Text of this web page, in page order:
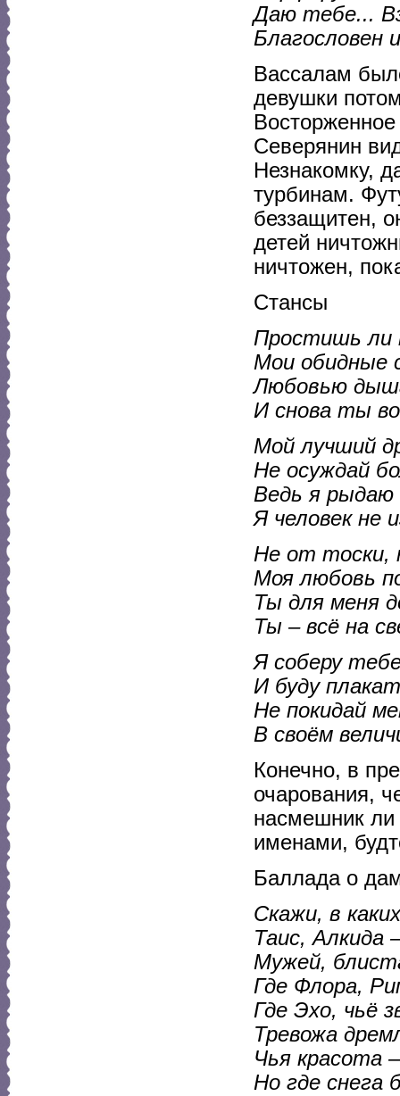
Даю тебе...
Благословен
Вассалам
девушки
Северянин
Незнакомку,
турбинам.
беззащитен,
детей
ничтожен,
Стансы
Простишь ли
Мои обидные
Любовью
И снова ты
Мой лучший
Не осуждай
Ведь я рыдаю
Я человек не
Не от тоски,
Моя любовь
Ты для меня
Ты – всё на
Я соберу
И буду
Не покидай
В своём
Конечно, в
очарования,
насмешник
именами,
Баллада о
Скажи, в
Таис, Алкида
Мужей,
Где Флора,
Где Эхо, чьё
Тревожа
Чья красота
Но где снега